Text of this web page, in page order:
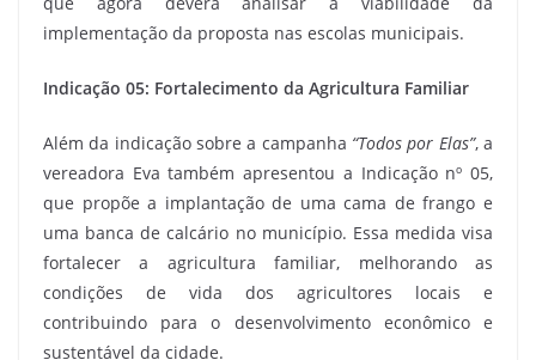
implementação da proposta nas escolas municipais.
Indicação 05: Fortalecimento da Agricultura Familiar
Além da indicação sobre a campanha “Todos por Elas”, a
vereadora Eva também apresentou a Indicação nº 05,
que propõe a implantação de uma cama de frango e
uma banca de calcário no município. Essa medida visa
fortalecer a agricultura familiar, melhorando as
condições de vida dos agricultores locais e
contribuindo para o desenvolvimento econômico e
sustentável da cidade.